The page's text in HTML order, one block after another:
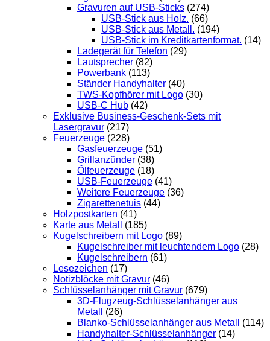
Gravuren auf USB-Sticks (274)
USB-Stick aus Holz. (66)
USB-Stick aus Metall. (194)
USB-Stick im Kreditkartenformat. (14)
Ladegerät für Telefon (29)
Lautsprecher (82)
Powerbank (113)
Ständer Handyhalter (40)
TWS-Kopfhörer mit Logo (30)
USB-C Hub (42)
Exklusive Business-Geschenk-Sets mit
Lasergravur (217)
Feuerzeuge (228)
Gasfeuerzeuge (51)
Grillanzünder (38)
Ölfeuerzeuge (18)
USB-Feuerzeuge (41)
Weitere Feuerzeuge (36)
Zigarettenetuis (44)
Holzpostkarten (41)
Karte aus Metall
(185)
Kugelschreibern mit Logo (89)
Kugelschreiber mit leuchtendem Logo (28)
Kugelschreibern (61)
Lesezeichen (17)
Notizblöcke mit Gravur (46)
Schlüsselanhänger mit Gravur (679)
3D-Flugzeug-Schlüsselanhänger aus
Metall
(26)
Blanko-Schlüsselanhänger aus Metall
(114)
Handyhalter-Schlüsselanhänger (14)